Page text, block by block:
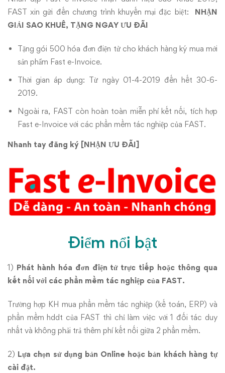
FAST xin gửi đến chương trình khuyến mại đặc biệt: NHẬN
GIẢI SAO KHUÊ, TẶNG NGAY ƯU ĐÃI
Tặng gói 500 hóa đơn điện tử cho khách hàng ký mua mới
sản phẩm Fast e-Invoice.
Thời gian áp dụng: Từ ngày 01-4-2019 đến hết 30-6-
2019.
Ngoài ra, FAST còn hoàn toàn miễn phí kết nối, tích hợp
Fast e-Invoice với các phần mềm tác nghiệp của FAST.
Nhanh tay đăng ký [NHẬN ƯU ĐÃI]
Điểm nổi bật
1) Phát hành hóa đơn điện tử trực tiếp hoặc thông qua
kết nối với các phần mềm tác nghiệp của FAST.
Trường hợp KH mua phần mềm tác nghiệp (kế toán, ERP) và
phần mềm hddt của FAST thì chỉ làm việc với 1 đối tác duy
nhất và không phải trả thêm phí kết nối giữa 2 phần mềm.
2) Lựa chọn sử dụng bản Online hoặc bản khách hàng tự
cài đặt.